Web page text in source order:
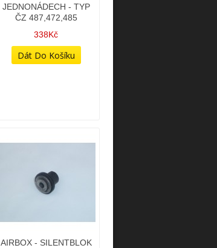
JEDNONÁDECH - TYP
ČZ 487,472,485
338Kč
AIRBOX - SILENTBLOK